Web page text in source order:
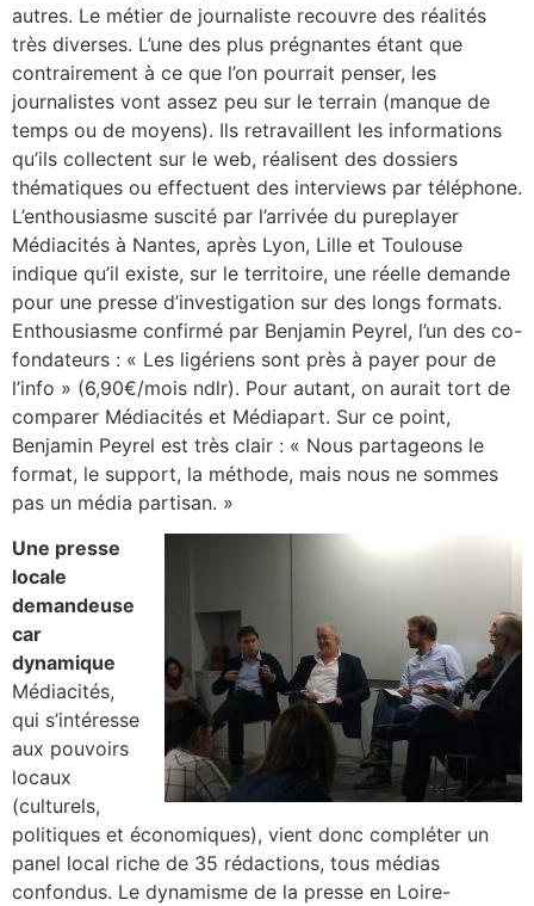
autres. Le métier de journaliste recouvre des réalités
très diverses. L’une des plus prégnantes étant que
contrairement à ce que l’on pourrait penser, les
journalistes vont assez peu sur le terrain (manque de
temps ou de moyens). Ils retravaillent les informations
qu’ils collectent sur le web, réalisent des dossiers
thématiques ou effectuent des interviews par téléphone.
L’enthousiasme suscité par l’arrivée du pureplayer
Médiacités à Nantes, après Lyon, Lille et Toulouse
indique qu’il existe, sur le territoire, une réelle demande
pour une presse d’investigation sur des longs formats.
Enthousiasme confirmé par Benjamin Peyrel, l’un des co-
fondateurs : « Les ligériens sont près à payer pour de
l’info » (6,90€/mois ndlr). Pour autant, on aurait tort de
comparer Médiacités et Médiapart. Sur ce point,
Benjamin Peyrel est très clair : « Nous partageons le
format, le support, la méthode, mais nous ne sommes
pas un média partisan. »
Une presse
locale
demandeuse
car
dynamique
Médiacités,
qui s’intéresse
aux pouvoirs
locaux
(culturels,
politiques et économiques), vient donc compléter un
panel local riche de 35 rédactions, tous médias
confondus. Le dynamisme de la presse en Loire-